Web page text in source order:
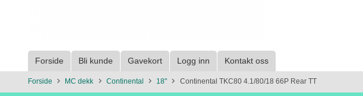
Forside Bli kunde Gavekort Logg inn Kontakt oss
Forside MC dekk Continental 18" Continental TKC80 4.1/80/18 66P Rear TT